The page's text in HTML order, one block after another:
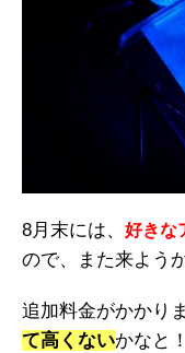
8月末には、 好きな
ので、また来よう
追加料金がかかり
て高くないかなと！